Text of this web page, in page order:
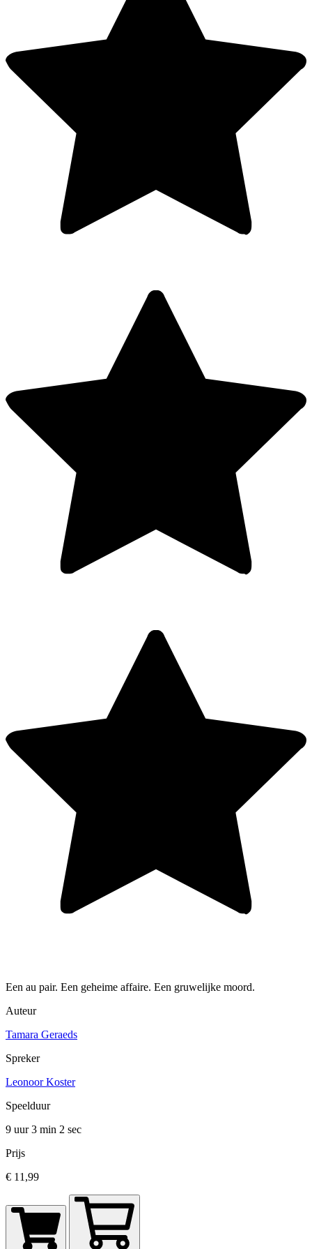
Een au pair. Een geheime affaire. Een gruwelijke moord.
Auteur
Tamara Geraeds
Spreker
Leonoor Koster
Speelduur
9 uur 3 min 2 sec
Prijs
€ 11,99